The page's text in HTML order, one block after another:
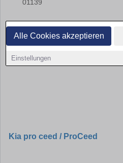
Alle Cookies akzeptieren
Einstellungen
Kia pro ceed / ProCeed